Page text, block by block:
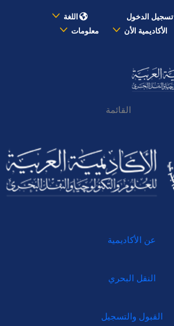
تسجيل الدخول
اللغة
الأكاديمية الأن معلومات
القائمة
عن الأكاديمية
النقل البحري
القبول والتسجيل